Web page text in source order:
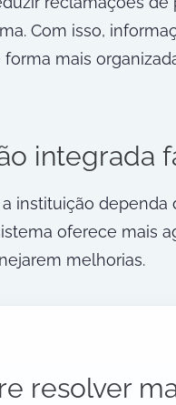
Com isso,
mais
integrada
instituição
oferece mais
melhorias.
resolver